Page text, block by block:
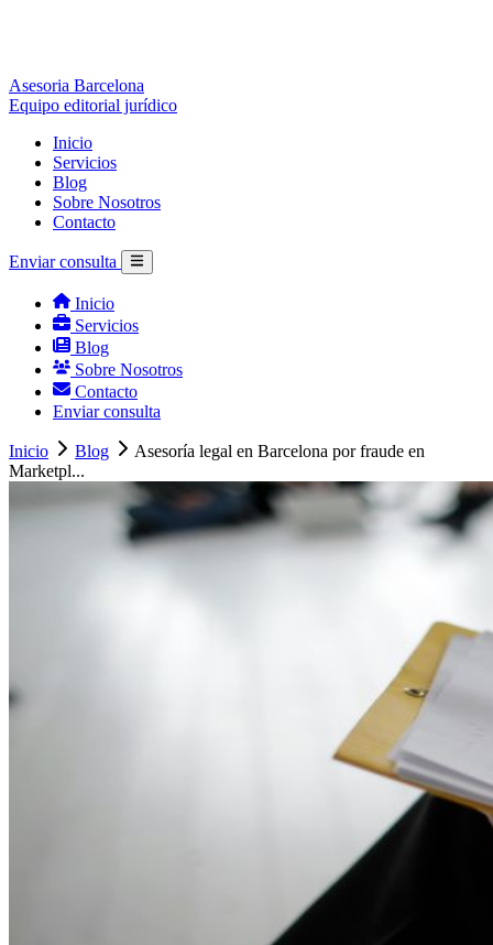
Asesoria Barcelona
Equipo editorial jurídico
Inicio
Servicios
Blog
Sobre Nosotros
Contacto
Enviar consulta
Inicio
Servicios
Blog
Sobre Nosotros
Contacto
Enviar consulta
Inicio Blog
Asesoría legal en Barcelona por fraude en
Marketpl...